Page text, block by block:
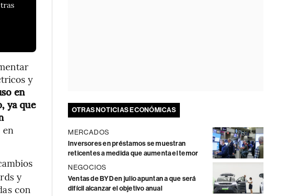
y
en
ya que
y
con
OTRAS NOTICIAS ECONÓMICAS
MERCADOS
Inversores en préstamos se muestran
reticentes a medida que aumenta el temor
NEGOCIOS
Ventas de BYD en julio apuntan a que será
difícil alcanzar el objetivo anual